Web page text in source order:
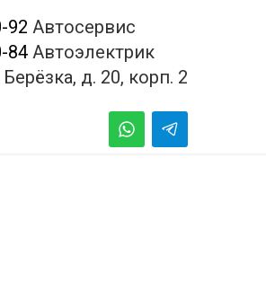
92 Автосервис
84 Автоэлектрик
Берёзка, д. 20, корп. 2